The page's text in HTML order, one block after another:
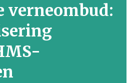
verneombud: